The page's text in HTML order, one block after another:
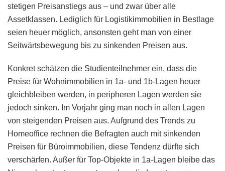
stetigen Preisanstiegs aus – und zwar über alle
Assetklassen. Lediglich für Logistikimmobilien in Bestlage
seien heuer möglich, ansonsten geht man von einer
Seitwärtsbewegung bis zu sinkenden Preisen aus.
Konkret schätzen die Studienteilnehmer ein, dass die
Preise für Wohnimmobilien in 1a- und 1b-Lagen heuer
gleichbleiben werden, in peripheren Lagen werden sie
jedoch sinken. Im Vorjahr ging man noch in allen Lagen
von steigenden Preisen aus. Aufgrund des Trends zu
Homeoffice rechnen die Befragten auch mit sinkenden
Preisen für Büroimmobilien, diese Tendenz dürfte sich
verschärfen. Außer für Top-Objekte in 1a-Lagen bleibe das